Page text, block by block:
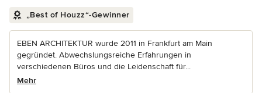
„Best of Houzz“-Gewinner
EBEN ARCHITEKTUR wurde 2011 in Frankfurt am Main
gegründet. Abwechslungsreiche Erfahrungen in
verschiedenen Büros und die Leidenschaft für...
Mehr